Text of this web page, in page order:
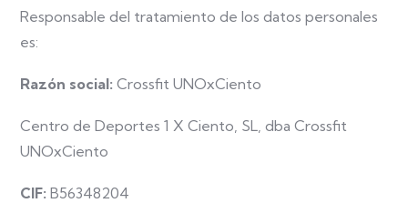
Responsable del tratamiento de los datos personales
es:
Razón social: Crossfit UNOxCiento
Centro de Deportes 1 X Ciento, SL, dba Crossfit
UNOxCiento
CIF: B56348204